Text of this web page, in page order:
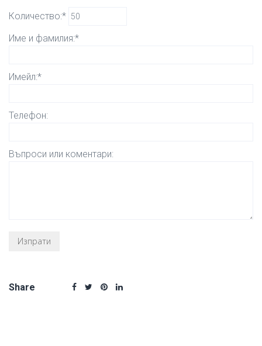
Количество:*
Име и фамилия:*
Имейл:*
Телефон:
Въпроси или коментари:
Share